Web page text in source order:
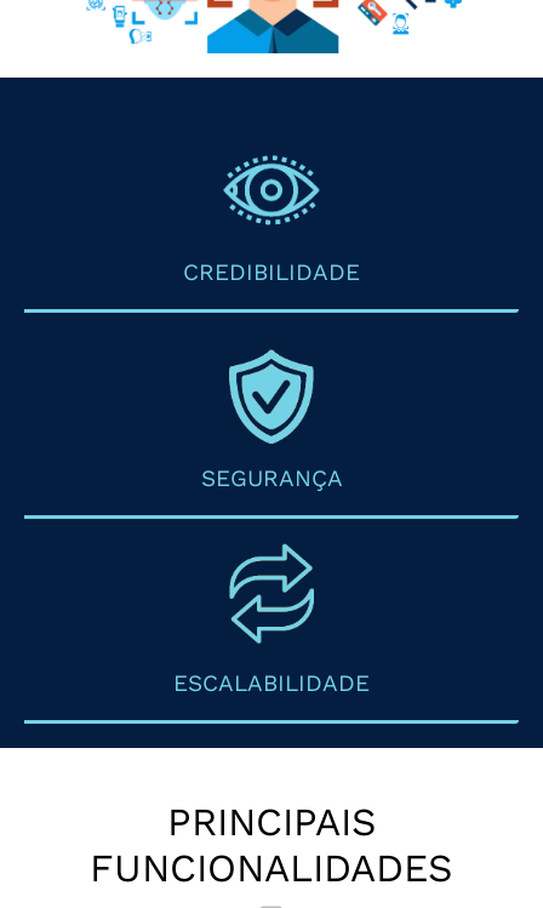
CREDIBILIDADE
SEGURANÇA
ESCALABILIDADE
PRINCIPAIS
FUNCIONALIDADES